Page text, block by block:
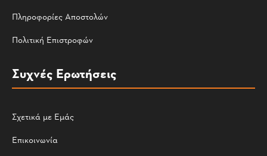
Πληροφορίες Αποστολών
Πολιτική Επιστροφών
Συχνές Ερωτήσεις
Σχετικά με Εμάς
Επικοινωνία